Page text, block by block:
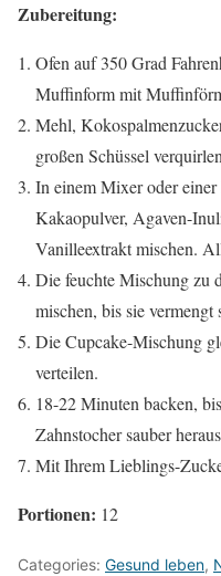
Zubereitung:
Ofen auf 350 Grad
Muffinform mit
Mehl,
großen Schüssel
In einem Mixer oder
Kakaopulver, Agaven-
Vanilleextrakt mischen.
Die feuchte Mischung zu
mischen, bis sie vermengt
Die Cupcake-Mischung
verteilen.
18-22 Minuten backen,
Zahnstocher sauber
Mit Ihrem Lieblings-
Portionen: 12
Categories: Gesund leben,